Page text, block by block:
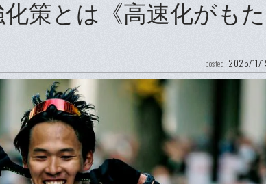
策とは《高速化がも
posted 2025/11/